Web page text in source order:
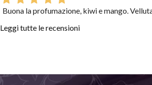
Buona la profumazione, kiwi e mango.
Leggi tutte le recensioni